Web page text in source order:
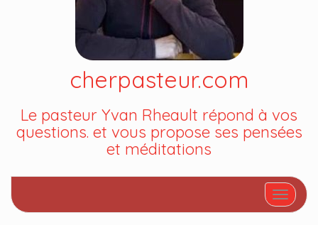
cherpasteur.com
Le pasteur Yvan Rheault répond à vos
questions. et vous propose ses pensées
et méditations
Afficher/